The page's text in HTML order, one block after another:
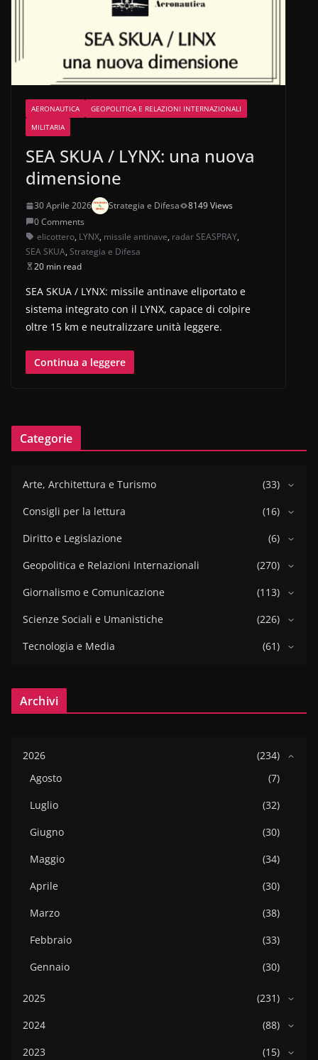
AERONAUTICA
GEOPOLITICA E RELAZIONI INTERNAZIONALI
MILITARIA
SEA SKUA / LYNX: una nuova
dimensione
30 Aprile 2026 Strategia e Difesa
8149 Views
0 Comments
elicottero, LYNX, missile antinave, radar SEASPRAY,
SEA SKUA, Strategia e Difesa
20 min read
SEA SKUA / LYNX: missile antinave eliportato e
sistema integrato con il LYNX, capace di colpire
oltre 15 km e neutralizzare unità leggere.
Continua a leggere
Categorie
Arte, Architettura e Turismo
(33)
Consigli per la lettura
(16)
Diritto e Legislazione
(6)
Geopolitica e Relazioni Internazionali
(270)
Giornalismo e Comunicazione
(113)
Scienze Sociali e Umanistiche
(226)
Tecnologia e Media
(61)
Archivi
2026
(234)
Agosto
(7)
Luglio
(32)
Giugno
(30)
Maggio
(34)
Aprile
(30)
Marzo
(38)
Febbraio
(33)
Gennaio
(30)
2025
(231)
2024
(88)
2023
(15)